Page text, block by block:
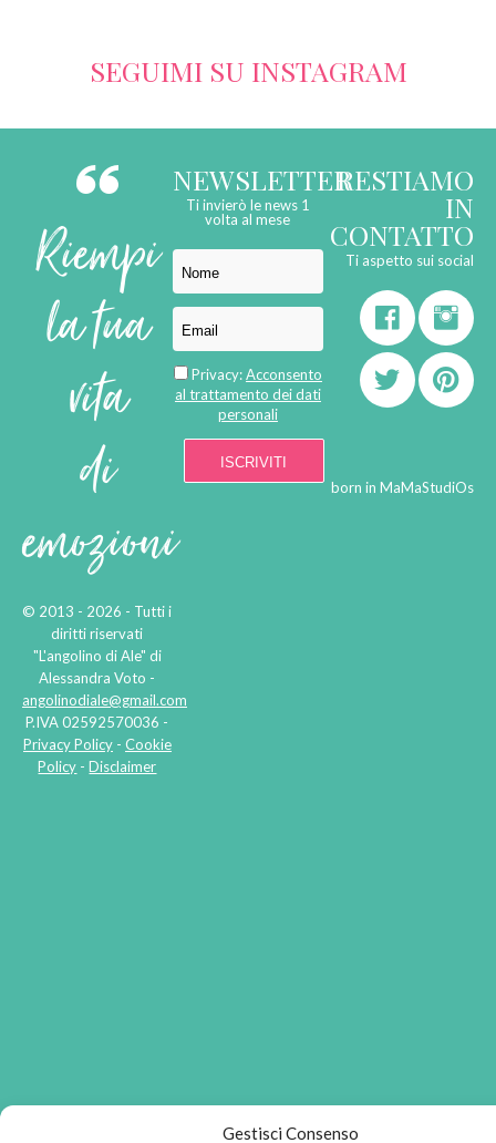
Gestisci Consenso
SEGUIMI SU INSTAGRAM
Riempi
la tua
vita
di
emozioni
© 2013 - 2026 - Tutti i
diritti riservati
"L'angolino di Ale" di
Alessandra Voto -
angolinodiale@gmail.com
P.IVA 02592570036 -
Privacy Policy- Cookie
Policy -Disclaimer
NEWSLETTER
Ti invierò le news 1
volta al mese
Privacy:Acconsento
al trattamento dei dati
personali
RESTIAMO
IN
CONTATTO
Ti aspetto sui social
born in MaMaStudiOs